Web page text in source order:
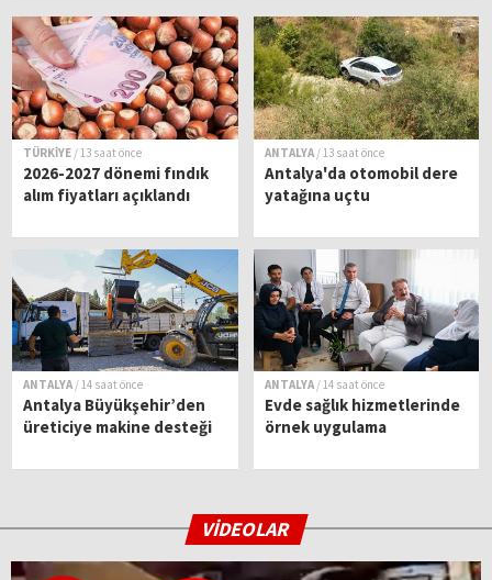
TÜRKİYE / 13 saat önce
2026-2027 dönemi fındık
alım fiyatları açıklandı
ANTALYA / 13 saat önce
Antalya'da otomobil dere
yatağına uçtu
ANTALYA / 14 saat önce
Antalya Büyükşehir’den
üreticiye makine desteği
ANTALYA / 14 saat önce
Evde sağlık hizmetlerinde
örnek uygulama
VİDEOLAR